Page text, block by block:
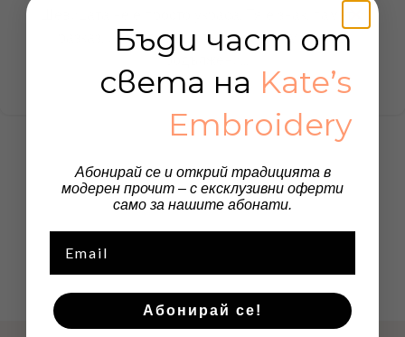
разказ, избродиран с търпение и смисъл. В
продължени...
Continue reading
Бъди част от
света на Kate’s
Embroidery
Абонирай се и открий традицията в
модерен прочит – с ексклузивни оферти
само за нашите абонати.
Абонирай се!